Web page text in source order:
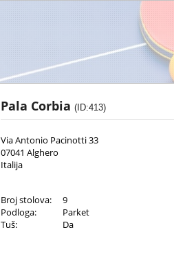
Pala Corbia (ID:413)
Via Antonio Pacinotti 33
07041 Alghero
Italija
Broj stolova:
9
Podloga:
Parket
Tuš:
Da